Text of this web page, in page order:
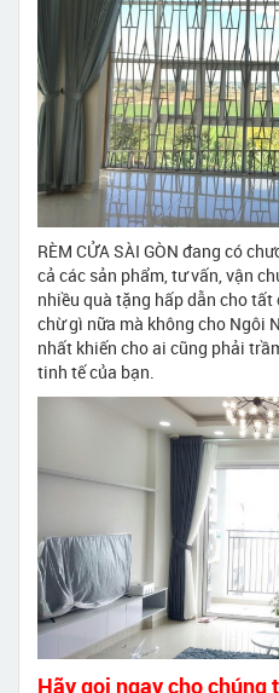
RÈM CỬA SÀI GÒN đang có
cả các sản phẩm, tư vấn, vận
nhiều quà tặng hấp dẫn cho tất
chừ gì nữa mà không cho Ngôi
nhất khiến cho ai cũng phải
tinh tế của bạn.
Hãy gọi ngay cho chúng